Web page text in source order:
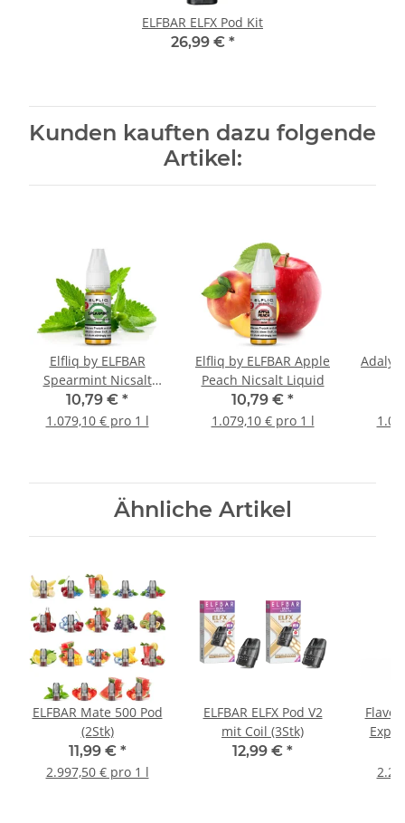
ELFBAR ELFX Pod Kit
26,99 € *
Kunden kauften dazu folgende
Artikel:
Elfliq by ELFBAR
Spearmint Nicsalt
Liquid
10,79 € *
1.079,10 € pro 1 l
Elfliq by ELFBAR Apple
Peach Nicsalt Liquid
10,79 € *
1.079,10 € pro 1 l
Adalya
Ähnliche Artikel
ELFBAR Mate 500 Pod
(2Stk)
11,99 € *
2.997,50 € pro 1 l
ELFBAR ELFX Pod V2
mit Coil (3Stk)
12,99 € *